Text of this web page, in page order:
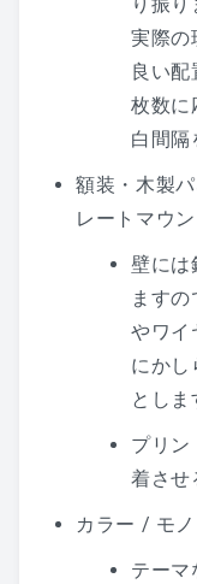
実際の
良い
枚数に
白間隔
額装・木製
レートマウ
壁には
ます
やワイ
にかし
としま
プリン
着させ
カラー / モ
テーマ